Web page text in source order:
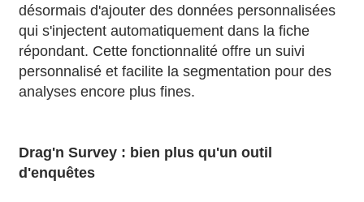
désormais d'ajouter des données personnalisées
qui s'injectent automatiquement dans la fiche
répondant. Cette fonctionnalité offre un suivi
personnalisé et facilite la segmentation pour des
analyses encore plus fines.
Drag'n Survey : bien plus qu'un outil
d'enquêtes